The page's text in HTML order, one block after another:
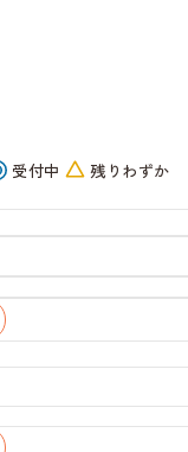
受付中 残りわずか